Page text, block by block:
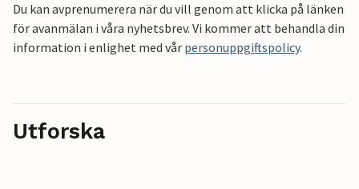
Du kan avprenumerera när du vill genom att klicka på länken
för avanmälan i våra nyhetsbrev. Vi kommer att behandla din
information i enlighet med vår personuppgiftspolicy.
Utforska